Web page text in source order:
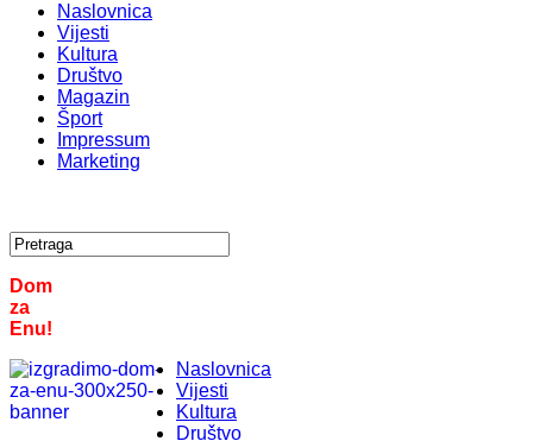
Naslovnica
Vijesti
Kultura
Društvo
Magazin
Šport
Impressum
Marketing
Dom
za
Enu!
Naslovnica
Vijesti
Kultura
Društvo